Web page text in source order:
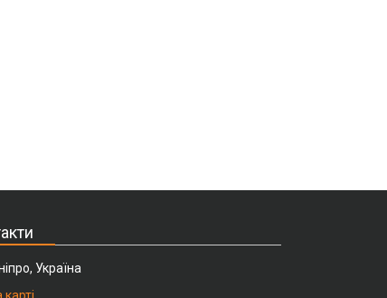
Україна